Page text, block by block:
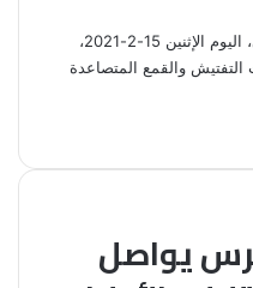
شرع أسرى سجن “عوفر” الصهيوني، اليوم الإثنين 15-2-2021،
والقمع المتصاعدة
يواصل